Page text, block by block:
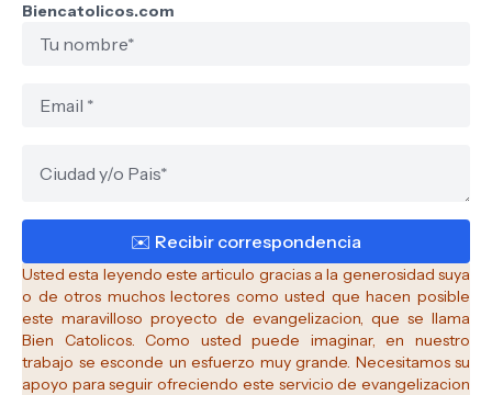
Biencatolicos.com
Usted esta leyendo este articulo gracias a la generosidad suya
o de otros muchos lectores como usted que hacen posible
este maravilloso proyecto de evangelizacion, que se llama
Bien Catolicos.Como usted puede imaginar, en nuestro
trabajo se esconde un esfuerzo muy grande. Necesitamos su
apoyo para seguir ofreciendo este servicio de evangelizacion